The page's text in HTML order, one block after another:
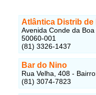
Atlântica Distrib de
Avenida Conde da
50060-001
(81) 3326-1437
Bar do Nino
Rua Velha, 408 -
(81) 3074-7823